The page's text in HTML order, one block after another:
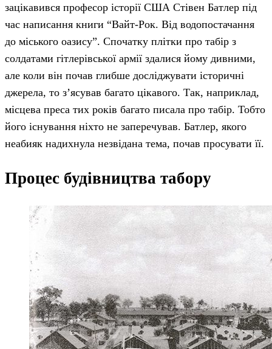
зацікавився професор історії США Стівен Батлер під
час написання книги “Вайт-Рок. Від водопостачання
до міського оазису”. Спочатку плітки про табір з
солдатами гітлерівської армії здалися йому дивними,
але коли він почав глибше досліджувати історичні
джерела, то з’ясував багато цікавого. Так, наприклад,
місцева преса тих років багато писала про табір. Тобто
його існування ніхто не заперечував. Батлер, якого
неабияк надихнула незвідана тема, почав просувати її.
Процес будівництва табору